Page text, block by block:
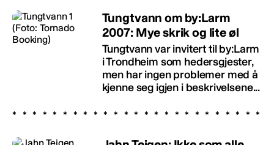
Tungtvann om by:Larm
2007: Mye skrik og lite øl
Tungtvann var invitert til by:Larm
i Trondheim som hedersgjester,
men har ingen problemer med å
kjenne seg igjen i beskrivelsene...